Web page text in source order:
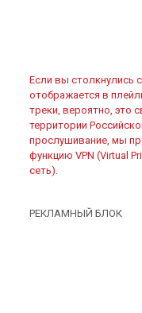
Если вы столкнулись
отображается в
треки, вероятно, это
территории
прослушивание, мы
функцию VPN (Virtual
сеть).
РЕКЛАМНЫЙ БЛОК